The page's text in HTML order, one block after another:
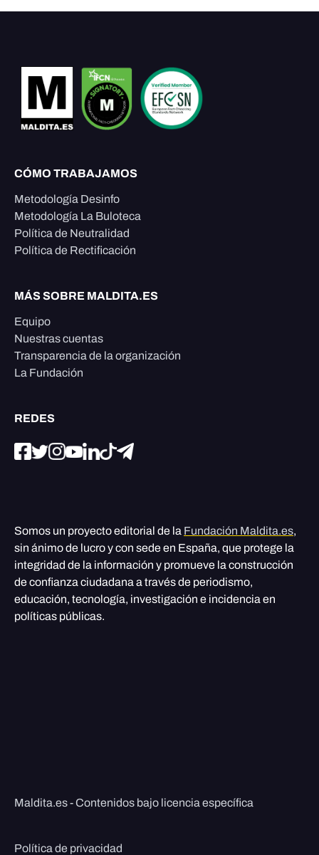
CÓMO TRABAJAMOS
Metodología Desinfo
Metodología La Buloteca
Política de Neutralidad
Política de Rectificación
MÁS SOBRE MALDITA.ES
Equipo
Nuestras cuentas
Transparencia de la organización
La Fundación
REDES
Somos un proyecto editorial de la Fundación Maldita.es,
sin ánimo de lucro y con sede en España, que protege la
integridad de la información y promueve la construcción
de confianza ciudadana a través de periodismo,
educación, tecnología, investigación e incidencia en
políticas públicas.
Maldita.es - Contenidos bajo licencia específica
Política de privacidad